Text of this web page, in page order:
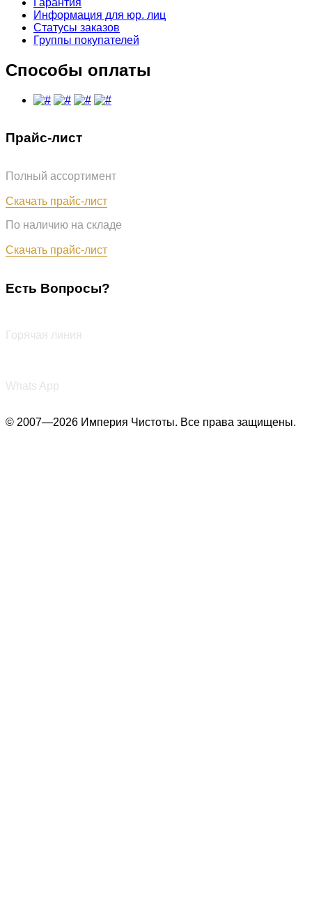
Информация для юр. лиц
Статусы заказов
Группы покупателей
Способы оплаты
Прайс-лист
Полный ассортимент
Скачать прайс-лист
По наличию на складе
Скачать прайс-лист
Есть Вопросы?
Горячая линия
Whats App
© 2007—2026 Империя Чистоты. Все права защищены.